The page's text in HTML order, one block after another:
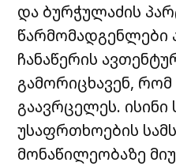
და ბურჭულაძის
წარმომადგენლები
ჩანაწერის
გამორიცხავენ,
გაავრცელეს.
უსაფრთხოების
მონაწილეობაზე